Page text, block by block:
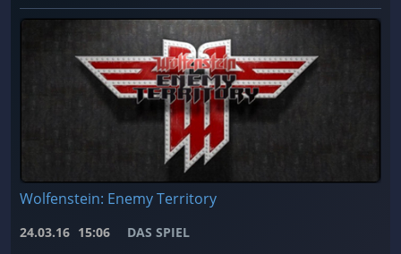
Wolfenstein: Enemy Territory
24.03.16 15:06 DAS SPIEL